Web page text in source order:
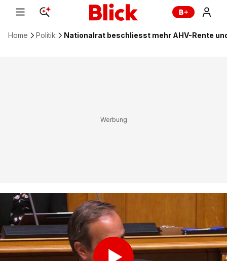
Home Politik Nationalrat beschliesst mehr AHV-Rente